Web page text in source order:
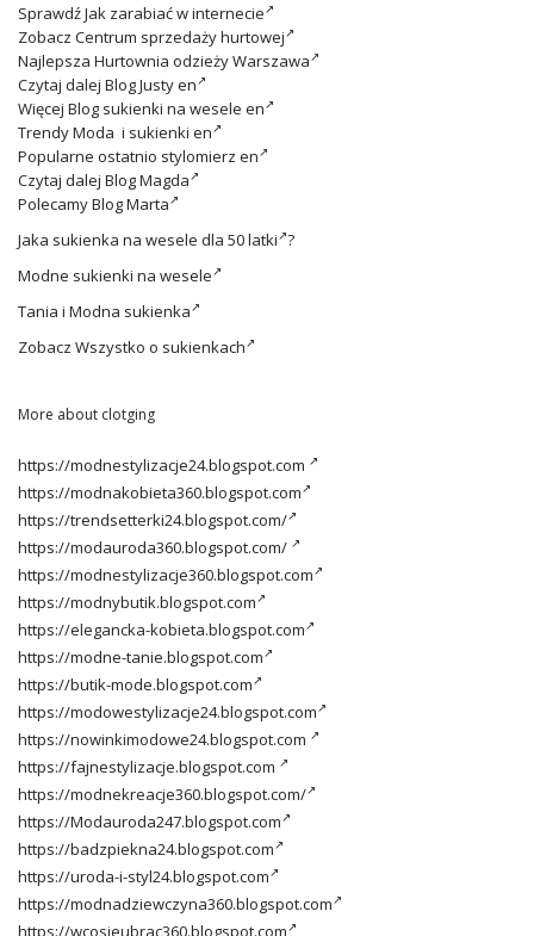
SprawdźJak zarabiać w internecie
Zobacz Centrum sprzedaży hurtowej
Najlepsza Hurtownia odzieży Warszawa
Czytaj dalej Blog Justy en
Więcej Blog sukienki na wesele en
TrendyModa i sukienki en
Popularne ostatnio stylomierz en
Czytaj dalej Blog Magda
PolecamyBlog Marta
Jaka sukienka na wesele dla 50 latki ?
Modne sukienki na wesele
Tania i Modna sukienka
Zobacz Wszystko o sukienkach
More about clotging
https://modnestylizacje24.blogspot.com
https://modnakobieta360.blogspot.com
https://trendsetterki24.blogspot.com/
https://modauroda360.blogspot.com/
https://modnestylizacje360.blogspot.com
https://modnybutik.blogspot.com
https://elegancka-kobieta.blogspot.com
https://modne-tanie.blogspot.com
https://butik-mode.blogspot.com
https://modowestylizacje24.blogspot.com
https://nowinkimodowe24.blogspot.com
https://fajnestylizacje.blogspot.com
https://modnekreacje360.blogspot.com/
https://Modauroda247.blogspot.com
https://badzpiekna24.blogspot.com
https://uroda-i-styl24.blogspot.com
https://modnadziewczyna360.blogspot.com
https://wcosieubrac360.blogspot.com